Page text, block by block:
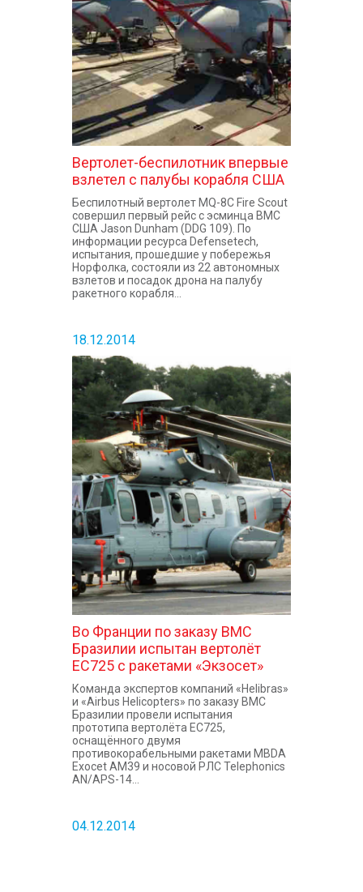
КОНТАКТЫ
Вертолет-беспилотник впервые
взлетел с палубы корабля США
Беспилотный вертолет MQ-8C Fire Scout
совершил первый рейс с эсминца ВМС
США Jason Dunham (DDG 109). По
информации ресурса Defensetech,
испытания, прошедшие у побережья
Норфолка, состояли из 22 автономных
взлетов и посадок дрона на палубу
ракетного корабля...
18.12.2014
Во Франции по заказу ВМС
Бразилии испытан вертолёт
EC725 с ракетами «Экзосет»
Команда экспертов компаний «Helibras»
и «Airbus Helicopters» по заказу ВМС
Бразилии провели испытания
прототипа вертолёта EC725,
оснащённого двумя
противокорабельными ракетами MBDA
Exocet AM39 и носовой РЛС Telephonics
AN/APS-14...
04.12.2014